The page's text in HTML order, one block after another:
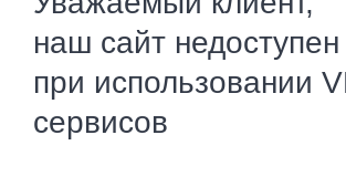
наш сайт недоступен
при использовании
сервисов